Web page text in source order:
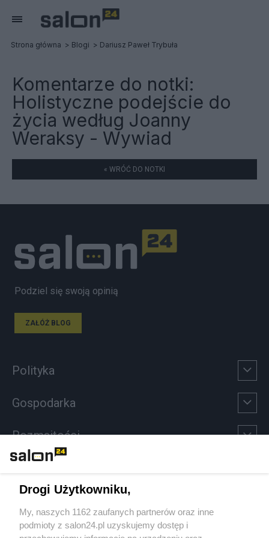
Strona główna Blogi Dariusz Paweł Trybuła
Komentarze do notki:
Holistyczne podejście do
życia według Joanny
Weraksy - Wywiad
« WRÓĆ DO NOTKI
Podziel się swoją opinią
ZAŁÓŻ BLOG
Polityka
Gospodarka
Rozmaitości
Sport
Społeczeństwo
Drogi Użytkowniku,
My, naszych 1162 zaufanych partnerów oraz inne
podmioty z salon24.pl uzyskujemy dostęp i